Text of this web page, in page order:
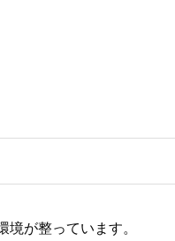
が整っています。